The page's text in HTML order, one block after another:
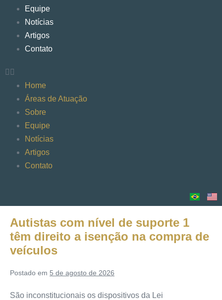
Equipe
Notícias
Artigos
Contato
Home
Áreas de Atuação
Sobre
Equipe
Notícias
Artigos
Contato
Autistas com nível de suporte 1
têm direito a isenção na compra de
veículos
Postado em 5 de agosto de 2026
São inconstitucionais os dispositivos da Lei